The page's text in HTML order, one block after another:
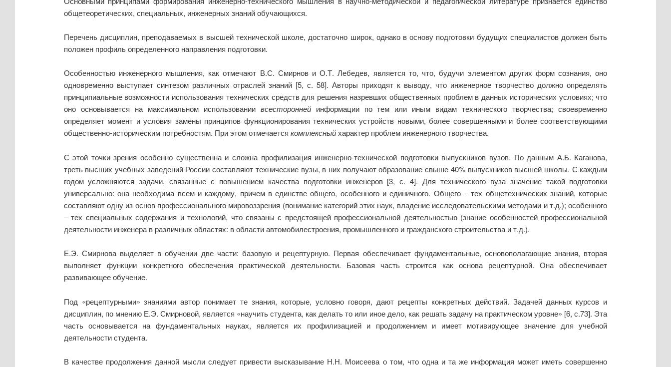
общетеоретических, специальных, инженерных знаний обучающихся.
Перечень дисциплин, преподаваемых в высшей технической школе, достаточно широк, однако в основу подготовки будущих специалистов должен быть
положен профиль определенного направления подготовки.
Особенностью инженерного мышления, как отмечают В.С. Смирнов и О.Т. Лебедев, является то, что, будучи элементом других форм сознания, оно
одновременно выступает синтезом различных отраслей знаний [5, с. 58]. Авторы приходят к выводу, что инженерное творчество должно определять
принципиальные возможности использования технических средств для решения назревших общественных проблем в данных исторических условиях; что
оно основывается на максимальном использовании всестороннейинформации по тем или иным видам технического творчества; своевременно
определяет момент и условия замены принципов функционирования технических устройств новыми, более совершенными и более соответствующими
общественно-историческим потребностям. При этом отмечается комплексныйхарактер проблем инженерного творчества.
С этой точки зрения особенно существенна и сложна профилизация инженерно-технической подготовки выпускников вузов. По данным А.Б. Каганова,
треть высших учебных заведений России составляют технические вузы, в них получают образование свыше 40% выпускников высшей школы. С каждым
годом усложняются задачи, связанные с повышением качества подготовки инженеров [3, с. 4]. Для технического вуза значение такой подготовки
универсально: она необходима всем и каждому, причем в единстве общего, особенного и единичного. Общего ‒ тех общетехнических знаний, которые
составляют одну из основ профессионального мировоззрения (понимание категорий этих наук, владение исследовательскими методами и т.д.); особенного
‒ тех специальных содержания и технологий, что связаны с предстоящей профессиональной деятельностью (знание особенностей профессиональной
деятельности инженера в различных областях: в области автомобилестроения, промышленного и гражданского строительства и т.д.).
Е.Э. Смирнова выделяет в обучении две части: базовую и рецептурную. Первая обеспечивает фундаментальные, основополагающие знания, вторая
выполняет функции конкретного обеспечения практической деятельности. Базовая часть строится как основа рецептурной. Она обеспечивает
развивающее обучение.
Под «рецептурными» знаниями автор понимает те знания, которые, условно говоря, дают рецепты конкретных действий. Задачей данных курсов и
дисциплин, по мнению Е.Э. Смирновой, является «научить студента, как делать то или иное дело, как решать задачу на практическом уровне» [6, с.73]. Эта
часть основывается на фундаментальных науках, является их профилизацией и продолжением и имеет мотивирующее значение для учебной
деятельности студента.
В качестве продолжения данной мысли следует привести высказывание Н.Н. Моисеева о том, что одна и та же информация может иметь совершенно